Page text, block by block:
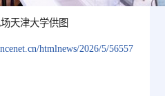
天津大学供图
htmlnews/2026/5/56557